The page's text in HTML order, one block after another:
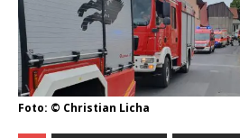
Foto: © Christian Licha